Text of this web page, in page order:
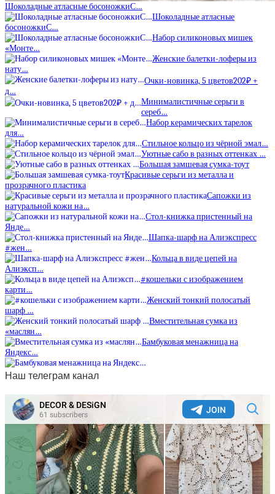
Шоколадные атласные босоножкиС…
Шоколадные атласные
босоножкиС…
Набор силиконовых мишек
«Монте…
Женские балетки-лоферы из
нату…
Очки-новинка, 5 цветов202₽ +
д…
Минималистичные серьги в
сереб…
Набор керамических тарелок
для…
Стильное кольцо из чёрной эмал…
Уютные сабо в разных оттенках …
Большая замшевая сумка-тоут
Красивые серьги из металла и
прозрачного пластика
Сапожки из
натуральной кожи на…
Стол-книжка пристенный на
Янде…
Шапка-шарф на Алиэкспресс
#жен…
Кольца в виде цепей на
Алиэксп…
#кошельки с изображением
карти…
Женский тонкий полосатый
шарф …
Вместительная сумка из
«маслян…
Бамбуковая менажница на
Яндекс…
Наш телеграм канал